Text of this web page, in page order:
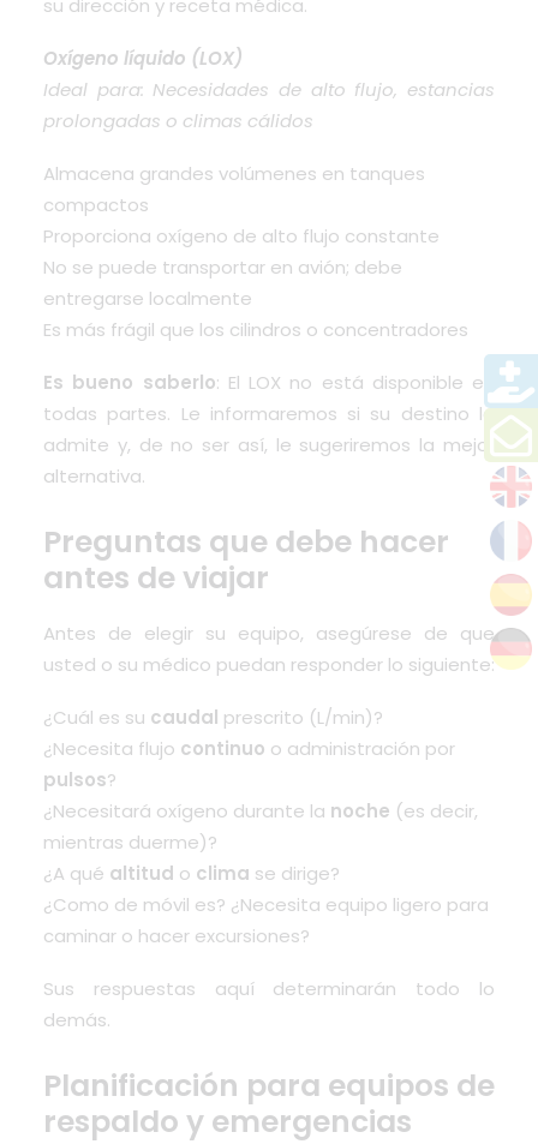
su dirección y receta médica.
Oxígeno líquido (LOX)
Ideal para: Necesidades de alto flujo, estancias
prolongadas o climas cálidos
Almacena grandes volúmenes en tanques
compactos
Proporciona oxígeno de alto flujo constante
No se puede transportar en avión; debe
entregarse localmente
Es más frágil que los cilindros o concentradores
Es bueno saberlo: El LOX no está disponible en
todas partes. Le informaremos si su destino lo
admite y, de no ser así, le sugeriremos la mejor
alternativa.
Preguntas que debe hacer
antes de viajar
Antes de elegir su equipo, asegúrese de que
usted o su médico puedan responder lo siguiente:
¿Cuál es su caudal prescrito (L/min)?
¿Necesita flujo continuo o administración por
pulsos?
¿Necesitará oxígeno durante la noche (es decir,
mientras duerme)?
¿A qué altitud o clima se dirige?
¿Como de móvil es? ¿Necesita equipo ligero para
caminar o hacer excursiones?
Sus respuestas aquí determinarán todo lo
demás.
Planificación para equipos de
respaldo y emergencias